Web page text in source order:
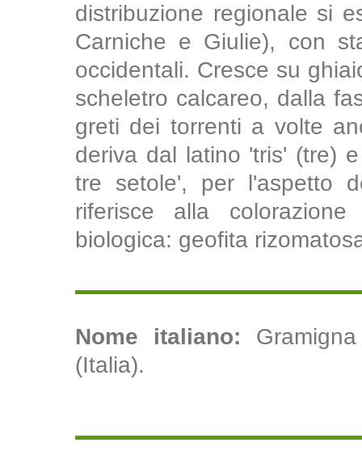
distribuzione regionale si
Carniche e Giulie), con
occidentali. Cresce su
scheletro calcareo, dalla
greti dei torrenti a volte
deriva dal latino 'tris' (tre)
tre setole', per l'aspetto
riferisce alla
biologica: geofita
Nome italiano:
(Italia).